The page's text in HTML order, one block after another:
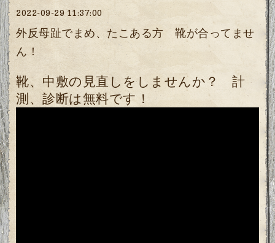
2022-09-29 11:37:00
外反母趾でまめ、たこある方 靴が合ってませ
ん！
靴、中敷の見直しをしませんか？ 計
測、診断は無料です！